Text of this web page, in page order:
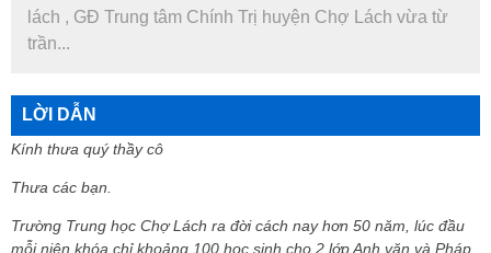
lách , GĐ Trung tâm Chính Trị huyện Chợ Lách vừa từ
trần...
LỜI DẪN
Kính thưa quý thầy cô
Thưa các bạn.
Trường Trung học Chợ Lách ra đời cách nay hơn 50 năm, lúc đầu
mỗi niên khóa chỉ khoảng 100 học sinh cho 2 lớp Anh văn và Pháp